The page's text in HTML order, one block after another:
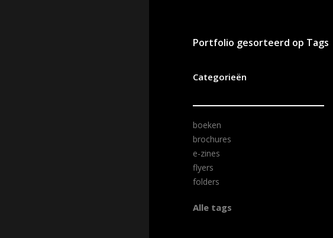
Portfolio gesorteerd op Tags
Categorieën
boeken
brochures
e-zines
flyers
folders
Alle tags